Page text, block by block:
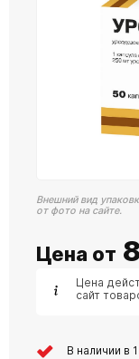
Внешний вид
от фото на сайте.
Цена от
Цена
сайт
В наличии в